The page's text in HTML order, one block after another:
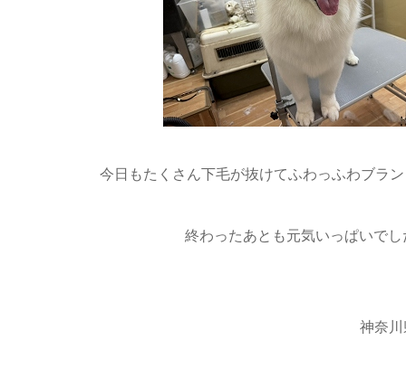
今日もたくさん下毛が抜けてふわっふわブラ
終わったあとも元気いっぱいで
神奈